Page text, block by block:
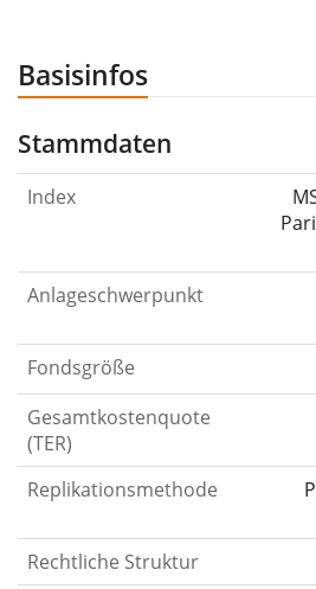
Basisinfos
Stammdaten
Index
Anlageschwerpunkt
Fondsgröße
Gesamtkostenquote
(TER)
Replikationsmethode
Rechtliche Struktur